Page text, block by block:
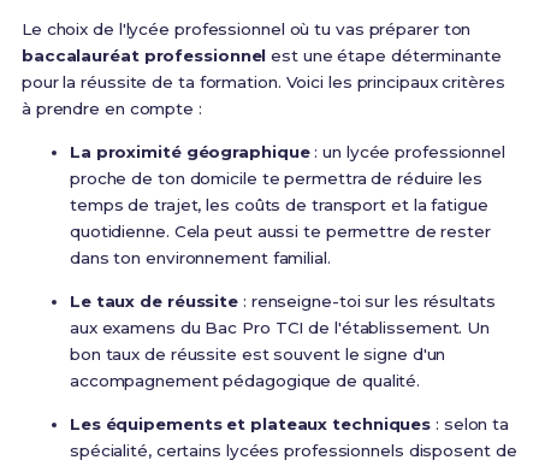
Le choix de l'lycée professionnel où tu vas préparer ton
baccalauréat professionnel est une étape déterminante
pour la réussite de ta formation. Voici les principaux critères
à prendre en compte :
La proximité géographique: un lycée professionnel
proche de ton domicile te permettra de réduire les
temps de trajet, les coûts de transport et la fatigue
quotidienne. Cela peut aussi te permettre de rester
dans ton environnement familial.
Le taux de réussite : renseigne-toi sur les résultats
aux examens du Bac Pro TCI de l'établissement. Un
bon taux de réussite est souvent le signe d'un
accompagnement pédagogique de qualité.
Les équipements et plateaux techniques : selon ta
spécialité, certains lycées professionnels disposent de